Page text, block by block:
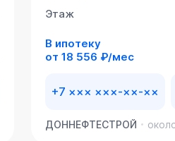
Этаж
В ипотеку
от18 556 ₽/мес
+7 ××× ×××-××-××
ДОННЕФТЕСТРОЙ